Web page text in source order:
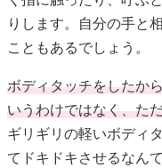
りします。自分の手と
こともあるでしょう。
ボディタッチをしたか
いうわけではなく、た
ギリギリの軽いボディ
てドキドキさせるなん